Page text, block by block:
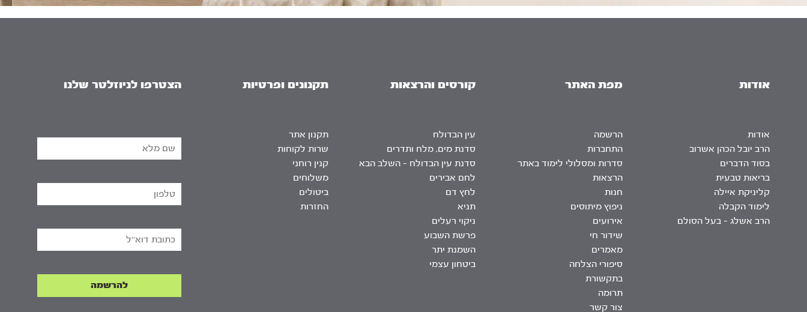
אודות
אודות
הרב יובל הכהן אשרוב
בסוד הדברים
בריאות טבעית
קליניקת איילה
לימוד הקבלה
הרב אשלג – בעל הסולם
מפת האתר
הרשמה
התחברות
סדרות ומסלולי לימוד באתר
הרצאות
חנות
ניפוץ מיתוסים
אירועים
שידור חי
מאמרים
סיפורי הצלחה
בתקשורת
תרומה
צור קשר
קורסים והרצאות
עין הבדולח
סדנת מים, מלח ותדרים
סדנת עין הבדולח – השלב הבא
לחם אבירים
לחץ דם
תניא
ניקוי רעלים
פרשת השבוע
השמנת יתר
ביטחון עצמי
תקנונים ופרטיות
תקנון אתר
שרות לקוחות
קנין רוחני
משלוחים
ביטולים
החזרות
הצטרפו לניוזלטר שלנו